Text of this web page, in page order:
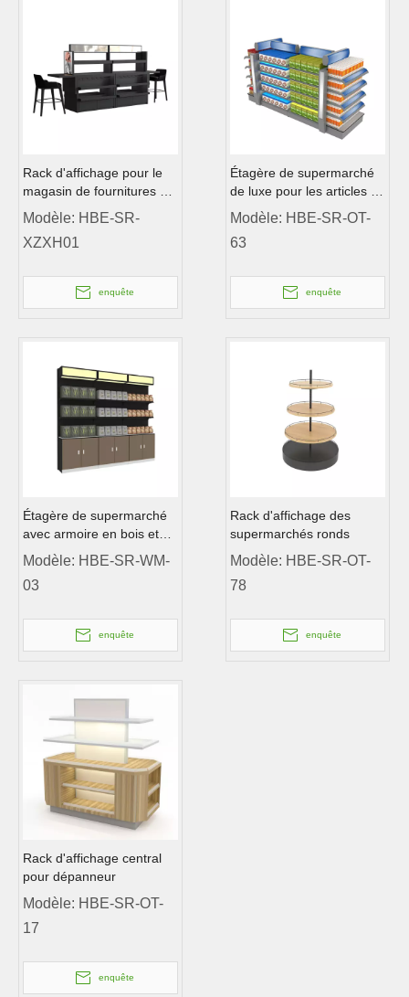
Rack d'affichage pour le
magasin de fournitures de
beauté
Modèle: HBE-SR-
XZXH01
enquête
Étagère de supermarché
de luxe pour les articles de
toilette Affichage
Modèle: HBE-SR-OT-
63
enquête
Étagère de supermarché
avec armoire en bois et
boîte à lumière LED
Modèle: HBE-SR-WM-
03
enquête
Rack d'affichage des
supermarchés ronds
Modèle: HBE-SR-OT-
78
enquête
Rack d'affichage central
pour dépanneur
Modèle: HBE-SR-OT-
17
enquête